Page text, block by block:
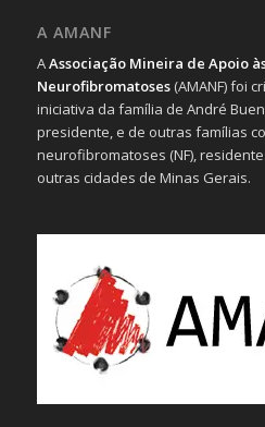
A AMANF
AAssociação Mineira de Apoio
Neurofibromatoses(AMANF) foi
iniciativa da família de André
presidente, e de outras famílias
neurofibromatoses (NF),
outras cidades de Minas Gerais.